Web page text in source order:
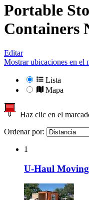
Portable
Containers
Editar
Mostrar ubicaciones en el
Lista
Mapa
Haz clic en el
Ordenar por:
1
U-Haul